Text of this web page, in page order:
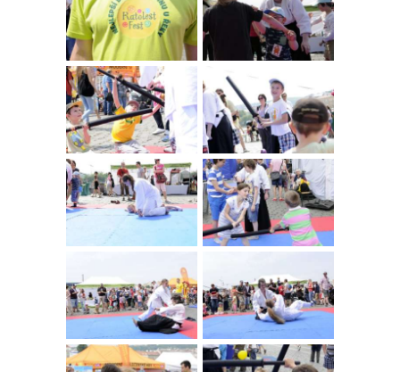
NÁŠ BLOG
KONTAKT
ENGLISH